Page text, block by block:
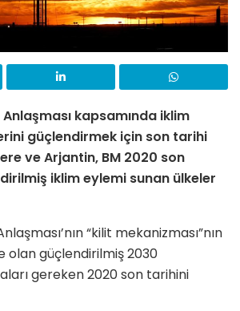
kapsamında iklim
güçlendirmek için son tarihi
ve Arjantin, BM 2020 son
iklim eylemi sunan ülkeler
“kilit mekanizması”nın
olan güçlendirilmiş 2030
gereken 2020 son tarihini